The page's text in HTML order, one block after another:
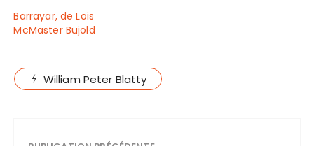
Barrayar, de Lois
McMaster Bujold
William Peter Blatty